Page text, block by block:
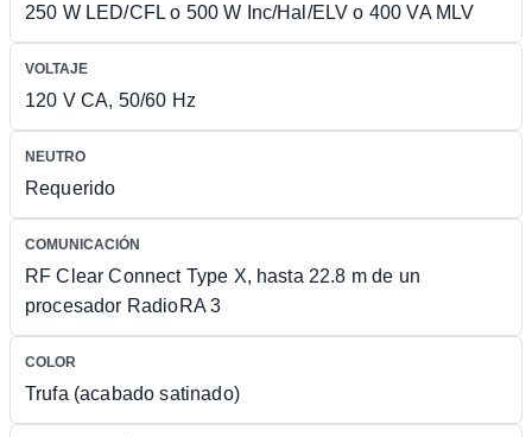
250 W LED/CFL o 500 W Inc/Hal/ELV o 400 VA MLV
VOLTAJE
120 V CA, 50/60 Hz
NEUTRO
Requerido
COMUNICACIÓN
RF Clear Connect Type X, hasta 22.8 m de un
procesador RadioRA 3
COLOR
Trufa (acabado satinado)